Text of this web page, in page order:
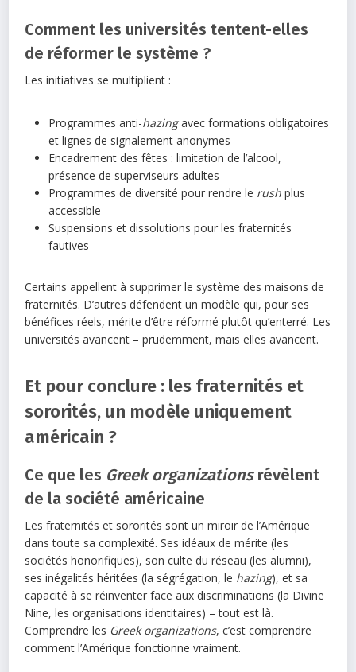
Comment les universités tentent-elles
de réformer le système ?
Les initiatives se multiplient :
Programmes anti-hazingavec formations obligatoires
et lignes de signalement anonymes
Encadrement des fêtes : limitation de l’alcool,
présence de superviseurs adultes
Programmes de diversité pour rendre le rush plus
accessible
Suspensions et dissolutions pour les fraternités
fautives
Certains appellent à supprimer le système des maisons de
fraternités. D’autres défendent un modèle qui, pour ses
bénéfices réels, mérite d’être réformé plutôt qu’enterré. Les
universités avancent – prudemment, mais elles avancent.
Et pour conclure : les fraternités et
sororités, un modèle uniquement
américain ?
Ce que les Greek organizationsrévèlent
de la société américaine
Les fraternités et sororités sont un miroir de l’Amérique
dans toute sa complexité. Ses idéaux de mérite (les
sociétés honorifiques), son culte du réseau (les alumni),
ses inégalités héritées (la ségrégation, le hazing), et sa
capacité à se réinventer face aux discriminations (la Divine
Nine, les organisations identitaires) – tout est là.
Comprendre les Greek organizations, c’est comprendre
comment l’Amérique fonctionne vraiment.